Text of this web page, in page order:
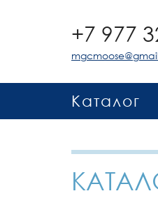
+7 977
Каталог